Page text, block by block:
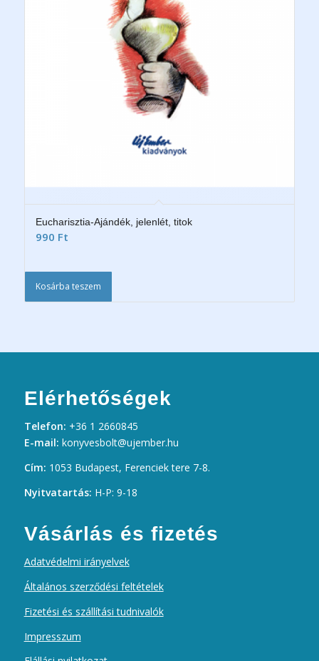
Eucharisztia-Ajándék, jelenlét, titok
990 Ft
Kosárba teszem
Elérhetőségek
Telefon: +36 1 2660845
E-mail: konyvesbolt@ujember.hu
Cím: 1053 Budapest, Ferenciek tere 7-8.
Nyitvatartás: H-P: 9-18
Vásárlás és fizetés
Adatvédelmi irányelvek
Általános szerződési feltételek
Fizetési és szállítási tudnivalók
Impresszum